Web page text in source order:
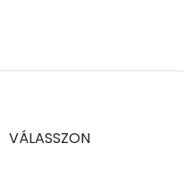
VÁLASSZON